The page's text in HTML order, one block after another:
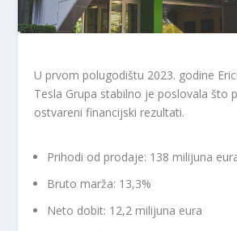
U prvom polugodištu 2023. godine
Tesla Grupa stabilno je poslovala što
ostvareni financijski rezultati.
Prihodi od prodaje: 138 milijuna
Bruto marža: 13,3%
Neto dobit: 12,2 milijuna eura